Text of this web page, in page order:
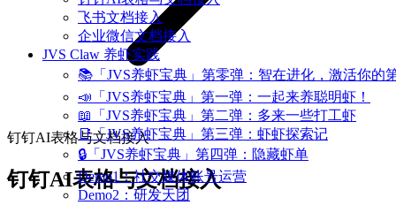
飞书文档接入
企业微信文档接入
JVS Claw 养虾实践
📚「JVS养虾宝典」第零弹：智在进化，激活你的
📣「JVS养虾宝典」第一弹：一起来养聪明虾！
📖「JVS养虾宝典」第二弹：多来一些打工虾
📑「JVS养虾宝典」第三弹：虾虾探索记
🔒「JVS养虾宝典」第四弹：隐藏虾单
Demo1：社交媒体账号运营
Demo2：研发天团
钉钉AI表格与文档接入
钉钉AI表格与文档接入